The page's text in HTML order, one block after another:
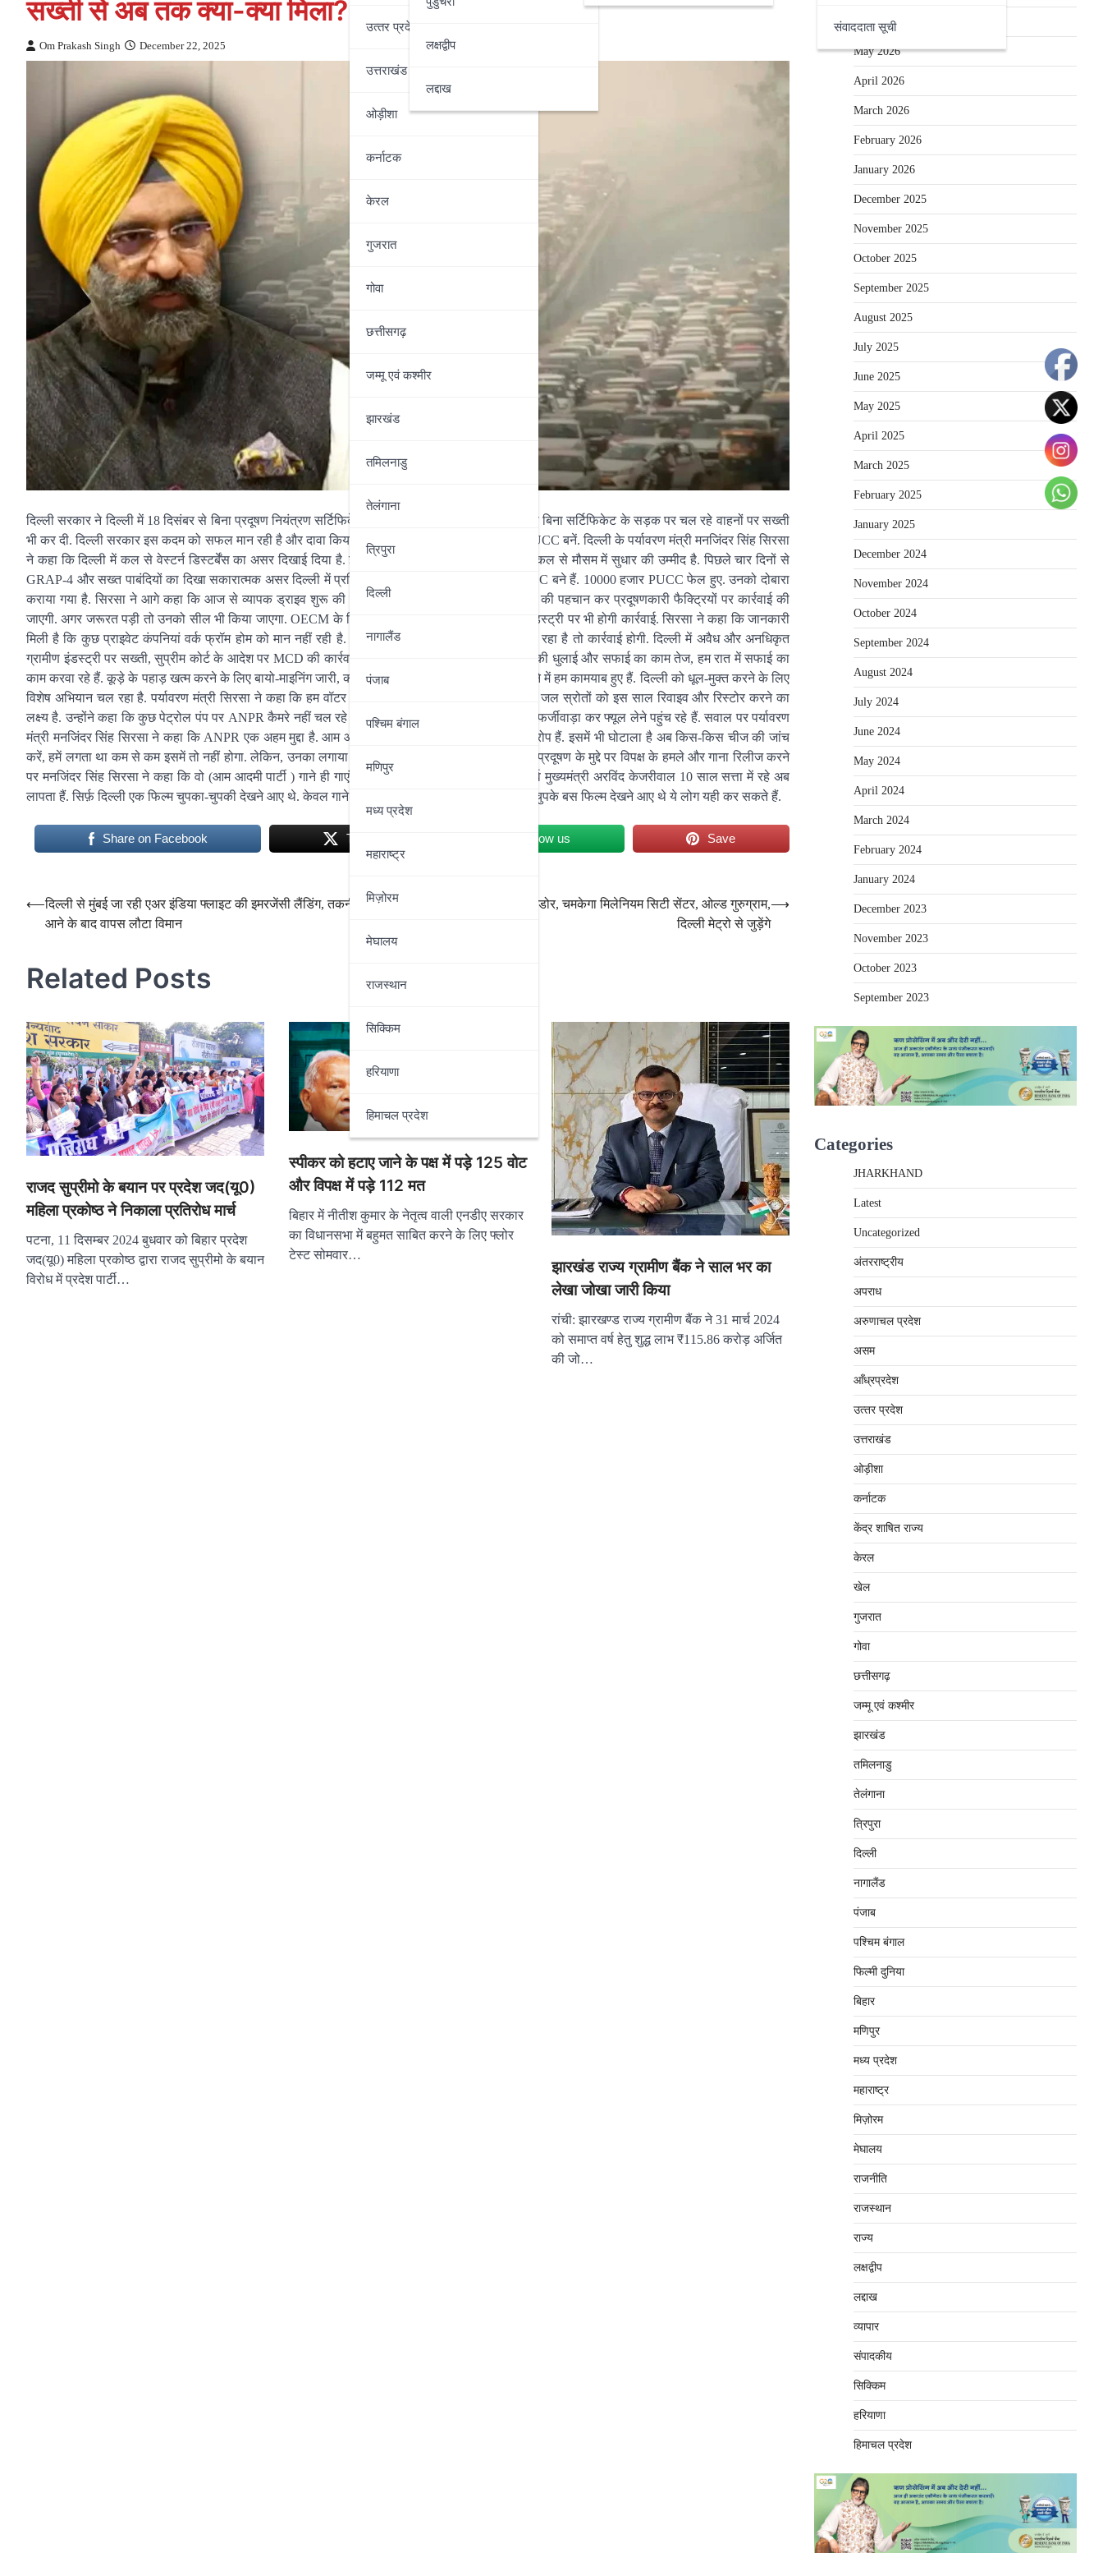
उत्‍तर प्रदेश
उत्तराखंड
ओड़ीशा
कर्नाटक
केरल
गुजरात
गोवा
छत्तीसगढ़
जम्‍मू एवं कश्‍मीर
झारखंड
तमिलनाडु
तेलंगाना
त्रिपुरा
दिल्‍ली
नागालैंड
पंजाब
पश्चिम बंगाल
मणिपुर
मध्‍य प्रदेश
महाराष्‍ट्र
मिज़ोरम
मेघालय
राजस्थान
सिक्किम
हरियाणा
हिमाचल प्रदेश
लक्षद्वीप
लद्दाख
संवाददाता सूची
सख्ती से अब तक क्या-क्या मिला?
Om Prakash Singh December 22, 2025
दिल्ली सरकार ने दिल्ली में 18 दिसंबर से बिना प्रदूषण नियंत्रण सर्टिफिकेट के फ्यूल देने से रोक लगा दी है साथ ही बिना सर्टिफिकेट के सड़क पर चल रहे वाहनों पर सख्ती
भी कर दी. दिल्ली सरकार इस कदम को सफल मान रही है और दावा किया है कि इस दौरान 2 लाख से ज्यादा नए PUCC बनें. दिल्ली के पर्यावरण मंत्री मनजिंदर सिंह सिरसा
ने कहा कि दिल्ली में कल से वेस्टर्न डिस्टर्बेंस का असर दिखाई दिया है. इसकी वजह से मौसम और खराब हुआ है. कल से मौसम में सुधार की उम्मीद है. पिछले चार दिनों से
GRAP-4 और सख्त पाबंदियों का दिखा सकारात्मक असर दिल्ली में प्रतिबंध के बाद 2 लाख 12 हजार 332 PUCC बने हैं. 10000 हजार PUCC फेल हुए. उनको दोबारा
कराया गया है. सिरसा ने आगे कहा कि आज से व्यापक ड्राइव शुरू की जा रही है प्रदूषण फैलाने वाली फैक्ट्रियों की पहचान कर प्रदूषणकारी फैक्ट्रियों पर कार्रवाई की
जाएगी. अगर जरूरत पड़ी तो उनको सील भी किया जाएगा. OECM के लिए 31 तारीख तक आवेदन करने वाली इंडस्ट्री पर भी होगी कार्रवाई. सिरसा ने कहा कि जानकारी
मिली है कि कुछ प्राइवेट कंपनियां वर्क फ्रॉम होम को मान नहीं रही है. उनको चेतावनी है कि अगर ऐसा कोई कर रहा है तो कार्रवाई होगी. दिल्ली में अवैध और अनधिकृत
ग्रामीण इंडस्ट्री पर सख्ती, सुप्रीम कोर्ट के आदेश पर MCD की कार्रवाई जारी है. दिल्ली के अंदर रात में सड़कों की धुलाई और सफाई का काम तेज, हम रात में सफाई का
काम करवा रहे हैं. कूड़े के पहाड़ खत्म करने के लिए बायो-माइनिंग जारी, कई लाख मेट्रिक टन कूड़ा और सिल्ट हटाने में हम कामयाब हुए हैं. दिल्ली को धूल-मुक्त करने के लिए
विशेष अभियान चल रहा है. पर्यावरण मंत्री सिरसा ने कहा कि हम वॉटर बॉडी को रिवाइव कर रहे हैं. बंद पड़े 50% जल स्रोतों को इस साल रिवाइव और रिस्टोर करने का
लक्ष्य है. उन्होंने कहा कि कुछ पेट्रोल पंप पर ANPR कैमरे नहीं चल रहे हैं. लोग एक्सपायर PUCC सर्टिफिकेट में फर्जीवाड़ा कर फ्यूल लेने पहुंच रहे हैं. सवाल पर पर्यावरण
मंत्री मनजिंदर सिंह सिरसा ने कहा कि ANPR एक अहम मुद्दा है. आम आदमी पार्टी पर हर योजना में घोटाले के आरोप हैं. इसमें भी घोटाला है अब किस-किस चीज की जांच
करें, हमें लगता था कम से कम इसमें तो नहीं होगा. लेकिन, उनका लगाया हुआ ANPR कैमरा काम नहीं कर रहा है. प्रदूषण के मुद्दे पर विपक्ष के हमले और गाना रिलीज करने
पर मनजिंदर सिंह सिरसा ने कहा कि वो (आम आदमी पार्टी ) गाने ही गाएंगे, वो खुश होते हैं कुछ ऐसा होता है तो. पूर्व मुख्यमंत्री अरविंद केजरीवाल 10 साल सत्ता में रहे अब
लापता हैं. सिर्फ़ दिल्ली एक फिल्म चुपका-चुपकी देखने आए थे. केवल गाने गाते और फिल्में देखते रहे दिल्ली में चुपके-चुपके बस फिल्म देखने आए थे ये लोग यही कर सकते हैं.
Share on Facebook Tweet Follow us Save
Post
navigation
⟵दिल्ली से मुंबई जा रही एअर इंडिया फ्लाइट की इमरजेंसी लैंडिंग, तकनीकी खराबी
आने के बाद वापस लौटा विमान
गुरुग्राम में 2 नए मेट्रो कॉरिडोर, चमकेगा मिलेनियम सिटी सेंटर, ओल्ड गुरुग्राम,
दिल्ली मेट्रो से जुड़ेंगे
⟶
Related Posts
राजद सुप्रीमो के बयान पर प्रदेश जद(यू0)
महिला प्रकोष्ठ ने निकाला प्रतिरोध मार्च
पटना, 11 दिसम्बर 2024 बुधवार को बिहार प्रदेश
जद(यू0) महिला प्रकोष्ठ द्वारा राजद सुप्रीमो के बयान
विरोध में प्रदेश पार्टी…
स्पीकर को हटाए जाने के पक्ष में पड़े 125 वोट
और विपक्ष में पड़े 112 मत
बिहार में नीतीश कुमार के नेतृत्व वाली एनडीए सरकार
का विधानसभा में बहुमत साबित करने के लिए फ्लोर
टेस्ट सोमवार…
झारखंड राज्य ग्रामीण बैंक ने साल भर का
लेखा जोखा जारी किया
रांची: झारखण्ड राज्य ग्रामीण बैंक ने 31 मार्च 2024
को समाप्त वर्ष हेतु शुद्ध लाभ ₹115.86 करोड़ अर्जित
की जो…
June 2026
May 2026
April 2026
March 2026
February 2026
January 2026
December 2025
November 2025
October 2025
September 2025
August 2025
July 2025
June 2025
May 2025
April 2025
March 2025
February 2025
January 2025
December 2024
November 2024
October 2024
September 2024
August 2024
July 2024
June 2024
May 2024
April 2024
March 2024
February 2024
January 2024
December 2023
November 2023
October 2023
September 2023
Categories
JHARKHAND
Latest
Uncategorized
अंतरराष्‍ट्रीय
अपराध
अरुणाचल प्रदेश
असम
आँध्रप्रदेश
उत्‍तर प्रदेश
उत्तराखंड
ओड़ीशा
कर्नाटक
केंद्र शाषित राज्य
केरल
खेल
गुजरात
गोवा
छत्तीसगढ़
जम्‍मू एवं कश्‍मीर
झारखंड
तमिलनाडु
तेलंगाना
त्रिपुरा
दिल्‍ली
नागालैंड
पंजाब
पश्चिम बंगाल
फिल्मी दुनिया
बिहार
मणिपुर
मध्‍य प्रदेश
महाराष्‍ट्र
मिज़ोरम
मेघालय
राजनीति
राजस्थान
राज्य
लक्षद्वीप
लद्दाख
व्यापार
संपादकीय
सिक्किम
हरियाणा
हिमाचल प्रदेश